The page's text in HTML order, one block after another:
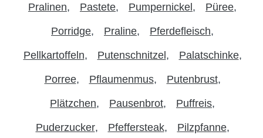
Pralinen Pastete Pumpernickel Püree
Porridge Praline Pferdefleisch
Pellkartoffeln Putenschnitzel Palatschinke
Porree Pflaumenmus Putenbrust
Plätzchen Pausenbrot Puffreis
Puderzucker Pfeffersteak Pilzpfanne